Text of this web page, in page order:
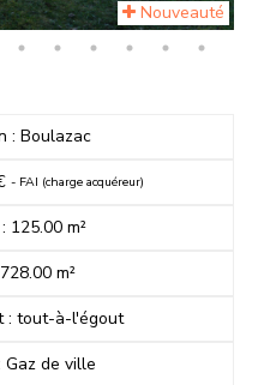
Nouveauté
: Boulazac
- FAI (charge acquéreur)
125.00 m²
m²
: tout-à-l'égout
de ville